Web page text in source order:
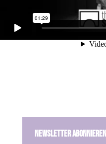
Newsletter Abonnieren